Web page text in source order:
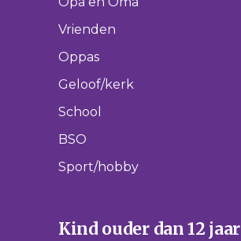
Vrienden
Oppas
Geloof/kerk
School
BSO
Sport/hobby
Kind ouder dan 12 jaar